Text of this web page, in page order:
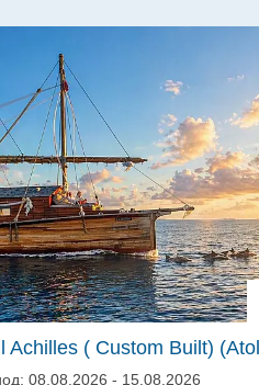
Achilles ( Custom Built)
08.08.2026 - 15.08.2026